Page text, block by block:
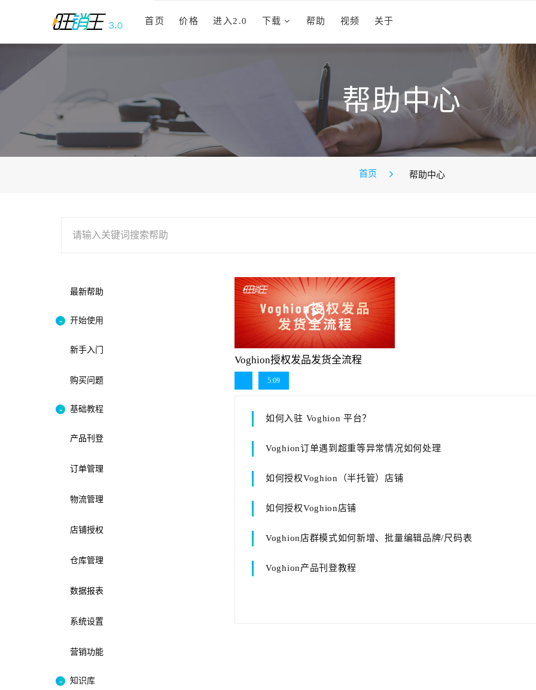
首页 价格 进入2.0 下载 帮助 视频 关于
帮助中心
首页 帮助中心
请输入关键词搜索帮助
最新帮助
开始使用
新手入门
购买问题
基础教程
产品刊登
订单管理
物流管理
店铺授权
仓库管理
数据报表
系统设置
营销功能
知识库
Voghion授权发品发货全流程
5:09
如何入驻 Voghion 平台？
Voghion订单遇到超重等异常情况如何处理
如何授权Voghion（半托管）店铺
如何授权Voghion店铺
Voghion店群模式如何新增、批量编辑品牌/尺码表
Voghion产品刊登教程